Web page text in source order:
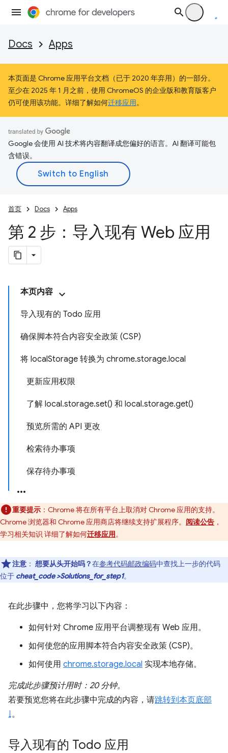
Docs Apps
本页面是 Chrome 应用平台文档（已于 2020 年弃用）的一部分。
至少在 2025 年 1 月之前，使用 ChromeOS 的企业版和教育版客户
仍可使用该功能。详细了解如何迁移应用。
Google 会使用 AI 技术将内容翻译成您偏好的语言。AI 翻译可能包
含错误。
首页 Docs Apps
第 2 步：导入现有 Web 应用
本页内容
导入现有的 Todo 应用
确保脚本符合内容安全政策 (CSP)
将 localStorage 转换为 chrome.storage.local
更新应用权限
了解 local.storage.set() 和 local.storage.get()
预览所需的 API 更改
检索待办事项
保存待办事项
重要提示 ：Chrome 将在所有平台上取消对 Chrome 应用的支持。
Chrome 浏览器和 Chrome 应用商店将继续支持扩展程序。 阅读公告 ，
学习相关知识 详细了解如何迁移应用。
注意 ： 想要从头开始吗？在参考代码邮政编码中查找上一步的代码
位于 cheat_code >Solutions_for_step1。
在此步骤中，您将学习以下内容：
如何针对 Chrome 应用平台调整现有 Web 应用。
如何使您的应用脚本符合内容安全政策 (CSP)。
如何使用 chrome.storage.local 实现本地存储。
完成此步骤预计用时：20 分钟。
若要预览您将在此步骤中完成的内容，请跳转到本页底部
↓。
导入现有的 Todo 应用